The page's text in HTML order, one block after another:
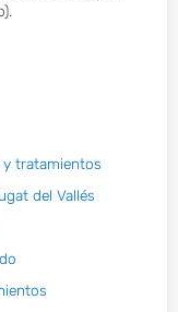
y tratamientos
del Vallés